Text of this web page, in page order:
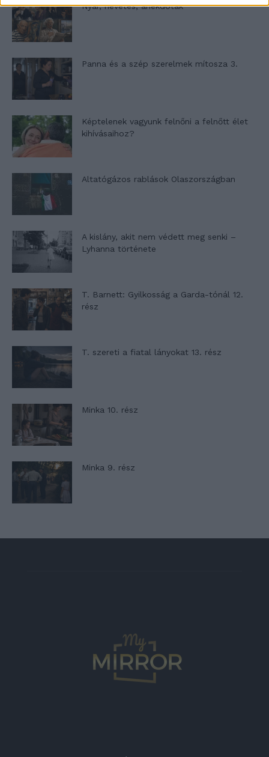
Nyár, nevetés, anekdoták
Panna és a szép szerelmek mítosza 3.
Képtelenek vagyunk felnőni a felnőtt élet
kihívásaihoz?
Altatógázos rablások Olaszországban
A kislány, akit nem védett meg senki –
Lyhanna története
T. Barnett: Gyilkosság a Garda-tónál 12.
rész
T. szereti a fiatal lányokat 13. rész
Minka 10. rész
Minka 9. rész